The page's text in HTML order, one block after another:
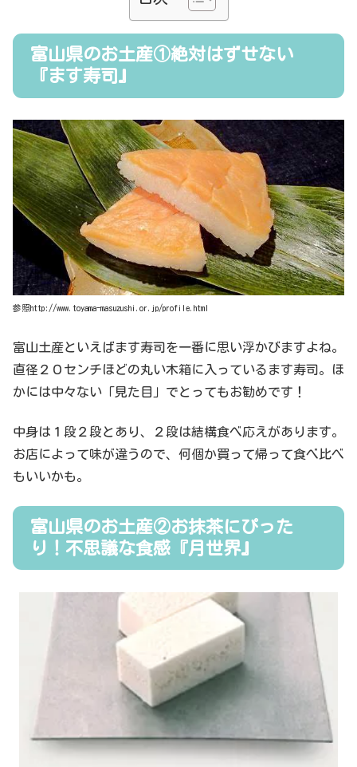
富山県のお土産①絶対はずせない
『ます寿司』
参照http://www.toyama-masuzushi.or.jp/profile.html
富山土産といえばます寿司を一番に思い浮かびますよね。
直径２０センチほどの丸い木箱に入っているます寿司。ほ
かには中々ない「見た目」でとってもお勧めです！
中身は１段２段とあり、２段は結構食べ応えがあります。
お店によって味が違うので、何個か買って帰って食べ比べ
もいいかも。
富山県のお土産②お抹茶にぴった
り！不思議な食感『月世界』